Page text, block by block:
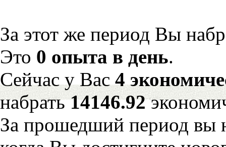
За этот же период Вы
Это 0 опыта в день.
Сейчас у Вас4
набрать14146.92
За прошедший период вы